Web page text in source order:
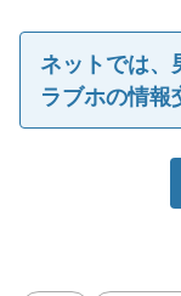
ネットでは、
ラブホの情報